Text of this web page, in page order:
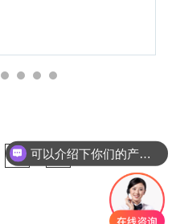
3 »
你们是怎么收费的呢？